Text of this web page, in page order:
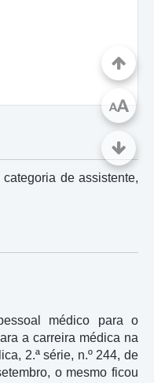
de assistente,
médico para o
a carreira médica na
2.ª série, n.º 244, de
o mesmo ficou
AA